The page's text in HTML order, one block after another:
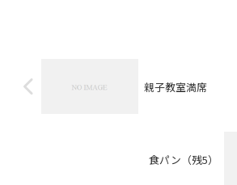
親子教室満席
食パン（残5）